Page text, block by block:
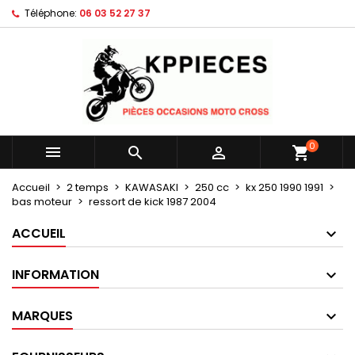
Téléphone: 06 03 52 27 37
   shopping_cart0
Accueil 2 temps KAWASAKI 250 cc
kx 250 1990 1991
bas moteur
ressort de kick 1987 2004
ACCUEIL
INFORMATION
MARQUES
Mes listes d'envies ×
Créer une nouvelle liste
Créer une liste d'envies ×
Nom de la liste d'envies
Annuler Créer une liste d'envies
Connexion ×
Vous devez être connecté pour ajouter des produits
à votre liste d'envies.
Annuler Connexion